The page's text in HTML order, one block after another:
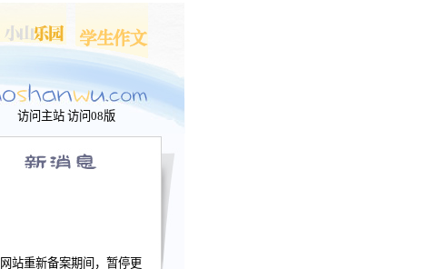
访问主站 访问08版
网站重新备案期间，暂停更